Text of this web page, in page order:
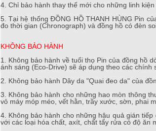
4. Chỉ bảo hành thay thế mới cho những linh
5. Tại hệ thống ĐỒNG HỒ THANH HÙNG Pin
đo thời gian (Chronograph) và đồng hồ có đèn
KHÔNG BẢO HÀNH
1. Không bảo hành về tuổi thọ Pin của đồng hồ
ánh sáng (Eco-Drive) sẽ áp dụng theo các chính
2. Không bảo hành Dây da "Quai đeo da" của
3. Không bảo hành cho những hao mòn thông
vỏ máy móp méo, vết hằn, trầy xước, sờn, phai
4. Không bảo hành cho những hậu quả gián
với các loại hóa chất, axít, chất tẩy rửa có độ ăn